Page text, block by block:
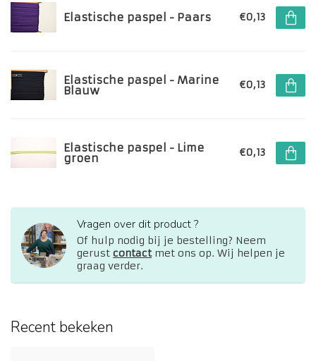
Elastische paspel - Paars €0,13
Elastische paspel - Marine
Blauw €0,13
Elastische paspel - Lime
groen €0,13
Vragen over dit product ?
Of hulp nodig bij je bestelling? Neem
gerust contactmet ons op. Wij helpen je
graag verder.
Recent bekeken